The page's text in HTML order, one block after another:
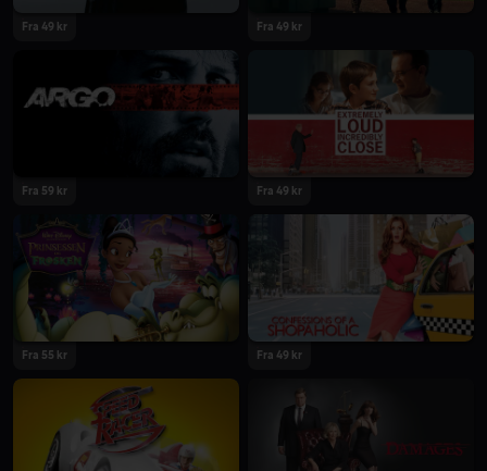
Fra 49 kr Fra 49 kr
Fra 59 kr Fra 49 kr
Fra 55 kr Fra 49 kr